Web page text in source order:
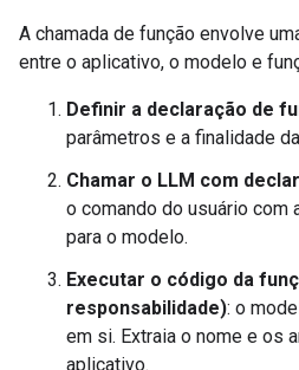
A chamada de função envolve
entre o aplicativo, o modelo e
Definir a declaração de
parâmetros e a finalidade
Chamar o LLM com
o comando do usuário com
para o modelo.
Executar o código da
responsabilidade): o
em si. Extraia o nome e os
aplicativo.